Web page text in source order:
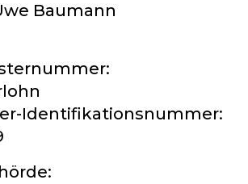
Baumann
Identifikationsnummer: